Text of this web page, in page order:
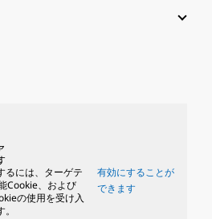
るには、ターゲテ
Cookie、および
の使用を受け入
有効にすることが
できます